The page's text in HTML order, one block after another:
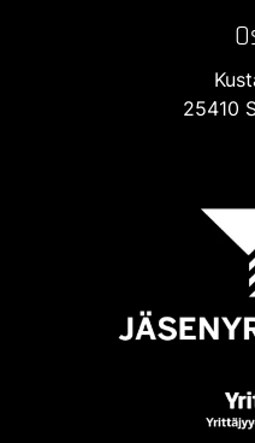
25410